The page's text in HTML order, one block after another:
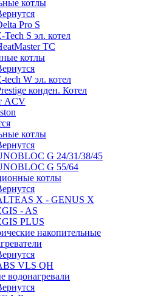
котлы
Pro S
Tech S эл. котел
TC
котлы
tech W эл. котел
конден. Котел
ACV
котлы
G 24/31/38/45
G 55/64
котлы
X - GENUS X
- AS
PLUS
накопительные
VLS QH
водонагревали